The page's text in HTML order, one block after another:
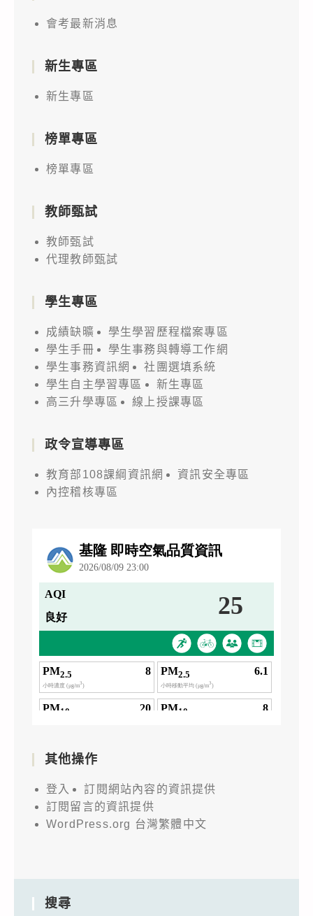
會考最新消息
新生專區
新生專區
榜單專區
榜單專區
教師甄試
教師甄試
代理教師甄試
學生專區
成績缺曠
學生學習歷程檔案專區
學生手冊
學生事務與轉導工作網
學生事務資訊網
社團選填系統
學生自主學習專區
新生專區
高三升學專區
線上授課專區
政令宣導專區
教育部108課綱資訊網
資訊安全專區
內控稽核專區
其他操作
登入
訂閱網站內容的資訊提供
訂閱留言的資訊提供
WordPress.org 台灣繁體中文
搜尋